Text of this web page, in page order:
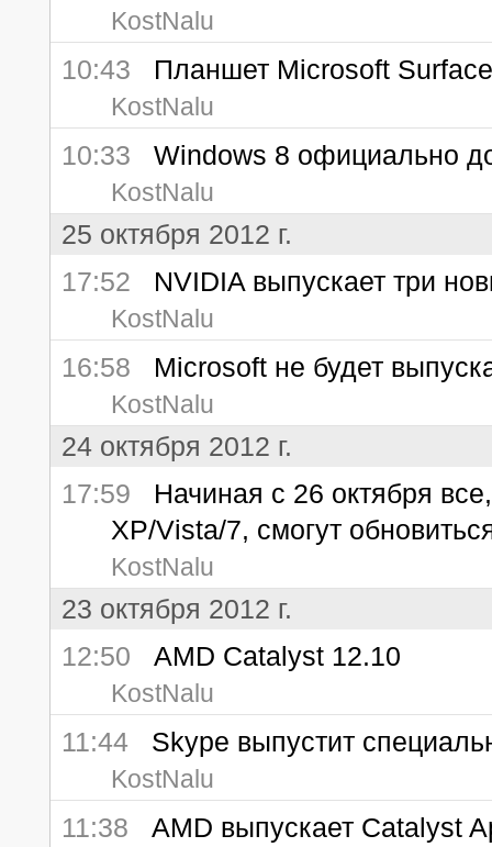
KostNalu
10:43 Планшет Microsoft
KostNalu
10:33 Windows 8 официально
KostNalu
25 октября 2012 г.
17:52 NVIDIA выпускает три
KostNalu
16:58 Microsoft не будет
KostNalu
24 октября 2012 г.
17:59 Начиная с 26 октября
XP/Vista/7, смогут
KostNalu
23 октября 2012 г.
12:50 AMD Catalyst 12.10
KostNalu
11:44 Skype выпустит
KostNalu
11:38 AMD выпускает Catalyst